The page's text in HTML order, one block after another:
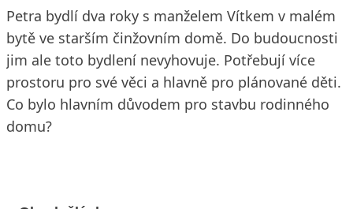
Petra bydlí dva roky s manželem Vítkem v malém
bytě ve starším činžovním domě. Do budoucnosti
jim ale toto bydlení nevyhovuje. Potřebují více
prostoru pro své věci a hlavně pro plánované děti.
Co bylo hlavním důvodem pro stavbu rodinného
domu?